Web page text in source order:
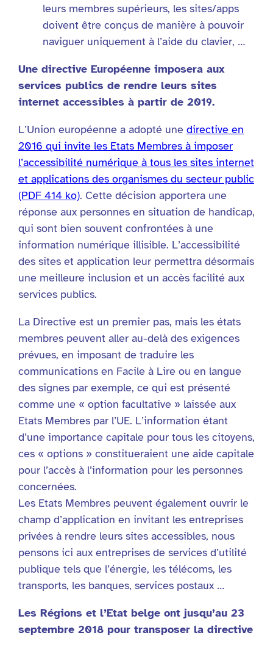
leurs membres supérieurs, les sites/apps
doivent être conçus de manière à pouvoir
naviguer uniquement à l’aide du clavier, …
Une directive Européenne imposera aux
services publics de rendre leurs sites
internet accessibles à partir de 2019.
L’Union européenne a adopté une directive en
2016 qui invite les Etats Membres à imposer
l’accessibilité numérique à tous les sites internet
et applications des organismes du secteur public
(PDF 414 ko). Cette décision apportera une
réponse aux personnes en situation de handicap,
qui sont bien souvent confrontées à une
information numérique illisible. L’accessibilité
des sites et application leur permettra désormais
une meilleure inclusion et un accès facilité aux
services publics.
La Directive est un premier pas, mais les états
membres peuvent aller au-delà des exigences
prévues, en imposant de traduire les
communications en Facile à Lire ou en langue
des signes par exemple, ce qui est présenté
comme une « option facultative » laissée aux
Etats Membres par l’UE. L’information étant
d’une importance capitale pour tous les citoyens,
ces « options » constitueraient une aide capitale
pour l’accès à l’information pour les personnes
concernées.
Les Etats Membres peuvent également ouvrir le
champ d’application en invitant les entreprises
privées à rendre leurs sites accessibles, nous
pensons ici aux entreprises de services d’utilité
publique tels que l’énergie, les télécoms, les
transports, les banques, services postaux …
Les Régions et l’Etat belge ont jusqu’au 23
septembre 2018 pour transposer la directive